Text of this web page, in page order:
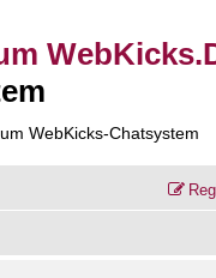
WebKicks-Chatsystem